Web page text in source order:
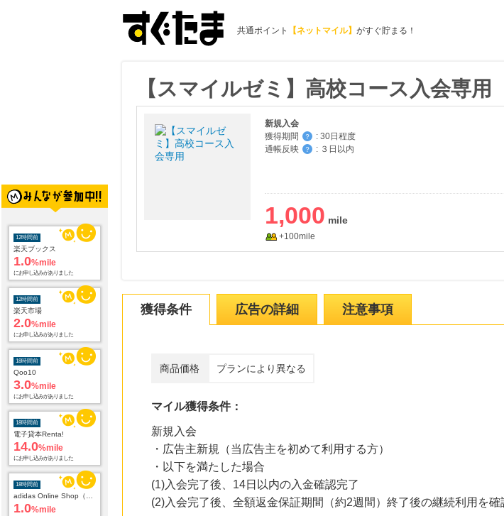
共通ポイント 【ネットマイル】 がすぐ貯まる！
12時間前
楽天ブックス
1.0%mile
にお申し込みがありました
12時間前
楽天市場
2.0%mile
にお申し込みがありました
18時間前
Qoo10
3.0%mile
にお申し込みがありました
18時間前
電子貸本Renta!
14.0%mile
にお申し込みがありました
18時間前
1.0%mile
【スマイルゼミ】高校コース入会専用
新規入会
獲得期間
？ : 30日程度
通帳反映
？ : ３日以内
1,000
+100mile
獲得条件 広告の詳細 注意事項
商品価格 プランにより異なる
マイル獲得条件：
新規入会
・広告主新規（当広告主を初めて利用する方）
・以下を満たした場合
(1)入会完了後、14日以内の入金確認完了
(2)入会完了後、全額返金保証期間（約2週間）終了後の継続利用を確